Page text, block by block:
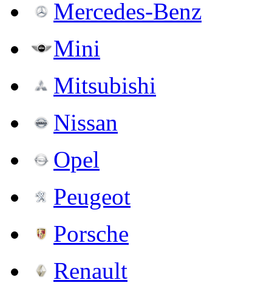
Mercedes-Benz
Mini
Mitsubishi
Nissan
Opel
Peugeot
Porsche
Renault